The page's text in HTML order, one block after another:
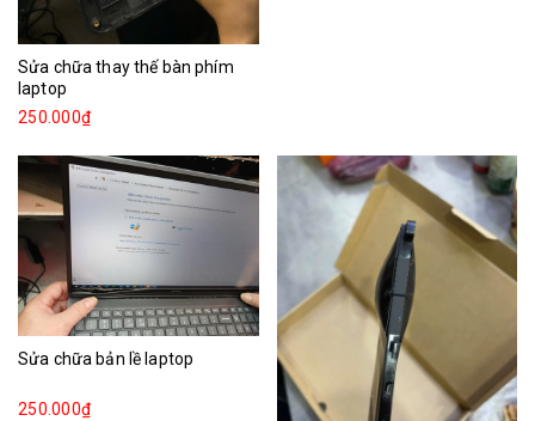
Sửa chữa thay thế bàn phím
laptop
250.000₫
Sửa chữa bản lề laptop
250.000₫